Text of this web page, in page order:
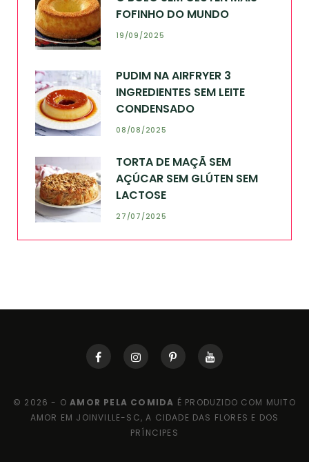
FOFINHO DO MUNDO
19/09/2025
PUDIM NA AIRFRYER 3
INGREDIENTES SEM LEITE
CONDENSADO
08/08/2025
TORTA DE MAÇÃ SEM
AÇÚCAR SEM GLÚTEN SEM
LACTOSE
27/07/2025
© 2026 - OAMOR PELA COMIDA É PRODUZIDO COM MUITO
AMOR EM JOINVILLE-SC, A CIDADE DAS FLORES E DOS
PRÍNCIPES